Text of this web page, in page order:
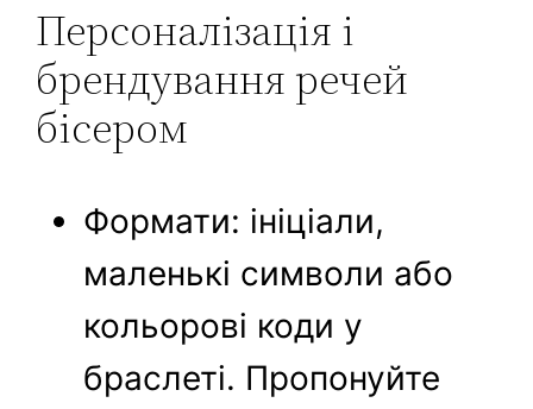
Персоналізація і
брендування речей
бісером
Формати: ініціали,
маленькі символи або
кольорові коди у
браслеті. Пропонуйте